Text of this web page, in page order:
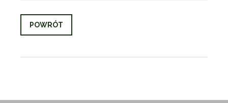
POWRÓT